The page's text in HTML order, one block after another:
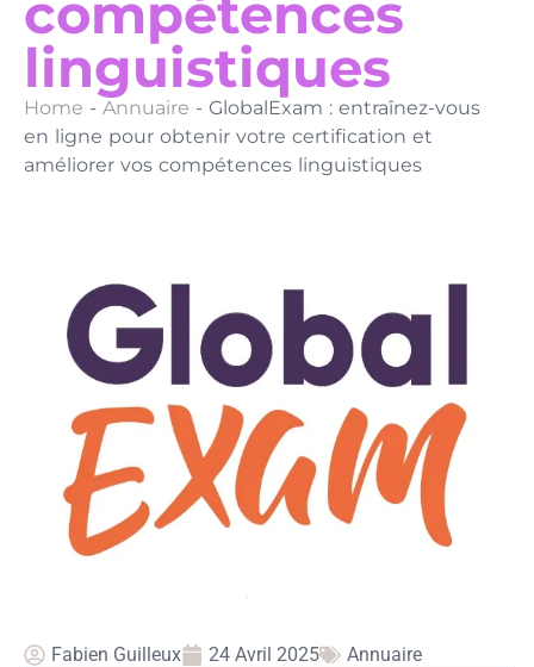
compétences
linguistiques
Home - Annuaire - GlobalExam : entraînez-vous
en ligne pour obtenir votre certification et
améliorer vos compétences linguistiques
Fabien Guilleux 24 Avril 2025 Annuaire